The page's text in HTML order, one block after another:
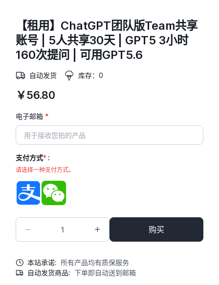
【租用】ChatGPT团队版Team共享
账号 | 5人共享30天 | GPT5 3小时
160次提问 | 可用GPT5.6
自动发货 库存：0
￥56.80
电子邮箱 *
支付方式* :
请选择一种支付方式。
支付宝
购买
本站承诺: 所有产品均有质保服务
自动发货商品: 下单即自动送到邮箱